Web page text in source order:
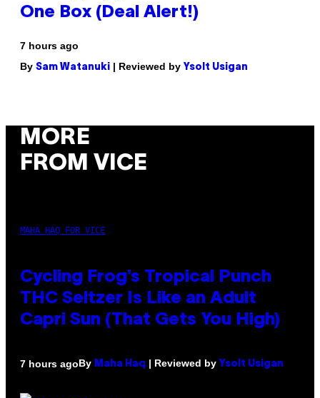
One Box (Deal Alert!)
7 hours ago
By Sam Watanuki | Reviewed by Ysolt Usigan
MORE
FROM VICE
MAHA HAQ FOR VICE
Cycling Frog’s Tropical Punch
THC Seltzer Is Like an Adult
Capri Sun (That Gets You High)
7 hours agoBy Maha Haq | Reviewed by Ysolt Usigan